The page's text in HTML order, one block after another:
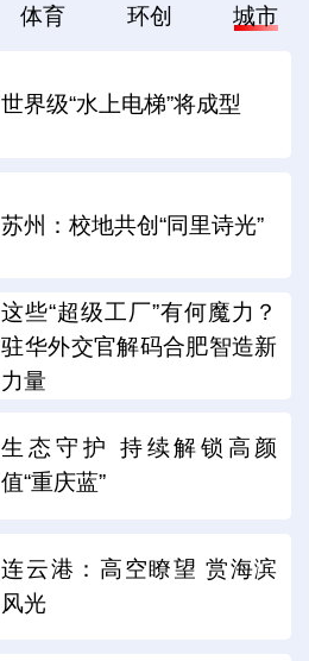
体育 环创 城市
世界级“水上电梯”将成型
苏州：校地共创“同里诗光”
这些“超级工厂”有何魔力？
驻华外交官解码合肥智造新
力量
生态守护 持续解锁高颜
值“重庆蓝”
连云港：高空瞭望 赏海滨
风光